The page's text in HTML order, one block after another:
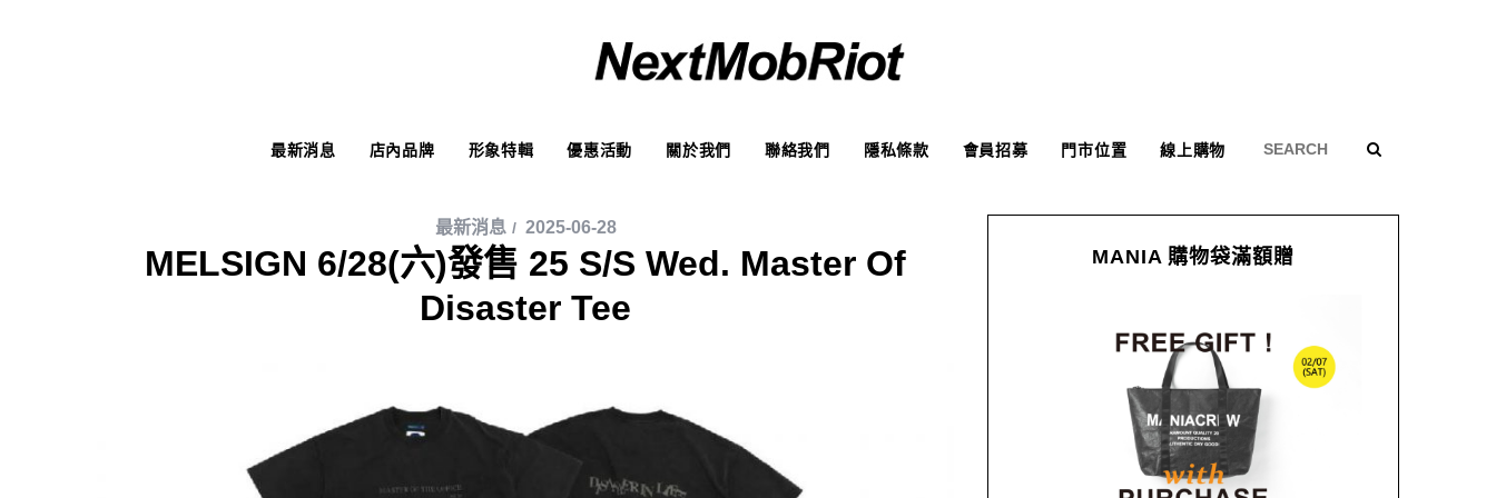
最新消息 店內品牌 形象特輯 優惠活動 關於我們 聯絡我們 隱私條款 會員招募 門市位置 線上購物
最新消息 2025-06-28
MELSIGN 6/28(六)發售 25 S/S Wed. Master Of
Disaster Tee
MANIA 購物袋滿額贈